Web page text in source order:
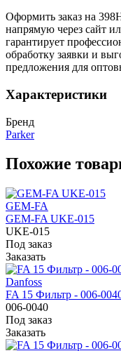
Оформить заказ на
напрямую через сайт
гарантирует
обработку заявки и
предложения для
Характеристики
Бренд
Parker
Похожие
GEM-FA
GEM-FA UKE-015
UKE-015
Под заказ
Заказать
Danfoss
FA 15 Фильтр - 006-
006-0040
Под заказ
Заказать